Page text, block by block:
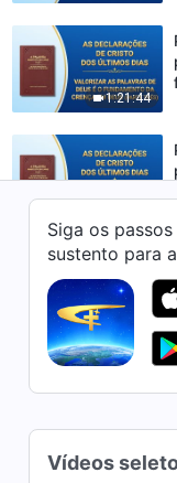
1:21:44
38:28
Siga os
sustento para
Vídeos